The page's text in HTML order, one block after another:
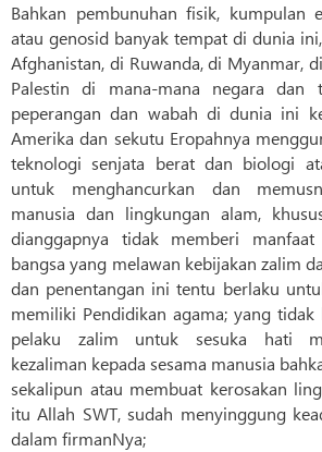
Bahkan pembunuhan fisik, kumpulan
atau genosid banyak tempat di dunia
Afghanistan, di Ruwanda, di Myanmar,
Palestin di mana-mana negara dan
peperangan dan wabah di dunia ini
Amerika dan sekutu Eropahnya
teknologi senjata berat dan biologi
untuk menghancurkan dan
manusia dan lingkungan alam,
dianggapnya tidak memberi
bangsa yang melawan kebijakan zalim
dan penentangan ini tentu berlaku
memiliki Pendidikan agama; yang
pelaku zalim untuk sesuka hati
kezaliman kepada sesama manusia
sekalipun atau membuat kerosakan
itu Allah SWT, sudah menyinggung
dalam firmanNya;